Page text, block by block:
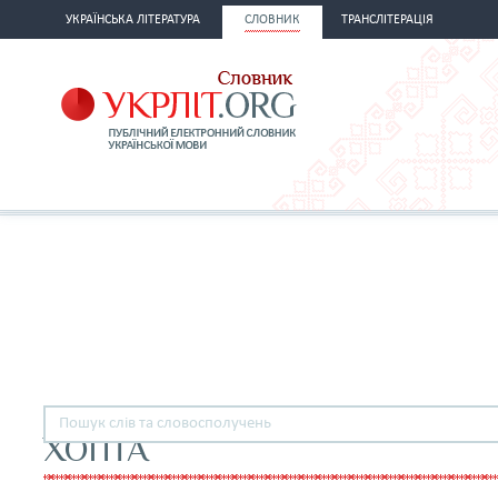
УКРАЇНСЬКА ЛІТЕРАТУРА СЛОВНИК ТРАНСЛІТЕРАЦІЯ
ХОПТА